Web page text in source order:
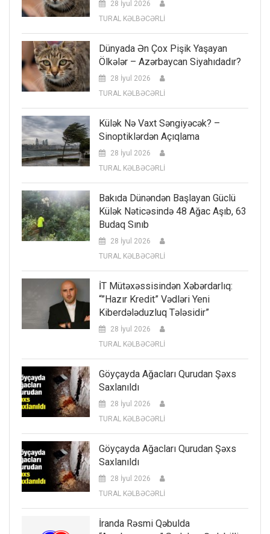
28 İyul 2026
TURAL KƏLBƏCƏRLİ
Dünyada Ən Çox Pişik Yaşayan
Ölkələr – Azərbaycan Siyahıdadır?
28 İyul 2026
TURAL KƏLBƏCƏRLİ
Külək Nə Vaxt Səngiyəcək? –
Sinoptiklərdən Açıqlama
28 İyul 2026
TURAL KƏLBƏCƏRLİ
Bakıda Dünəndən Başlayan Güclü
Külək Nəticəsində 48 Ağac Aşıb, 63
Budaq Sınıb
28 İyul 2026
TURAL KƏLBƏCƏRLİ
İT Mütəxəssisindən Xəbərdarlıq:
“”Hazır Kredit” Vədləri Yeni
Kiberdələduzluq Tələsidir”
28 İyul 2026
TURAL KƏLBƏCƏRLİ
Göyçayda Ağacları Qurudan Şəxs
Saxlanıldı
28 İyul 2026
TURAL KƏLBƏCƏRLİ
Göyçayda Ağacları Qurudan Şəxs
Saxlanıldı
28 İyul 2026
TURAL KƏLBƏCƏRLİ
İranda Rəsmi Qəbulda